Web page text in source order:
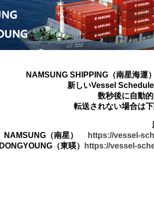
NAMSUNG SHIPPING（南星海運
新しいVessel
数秒後に自動
転送されない場合は
NAMSUNG（南星）
https://vessel-
DONGYOUNG（東暎）
https://vessel-